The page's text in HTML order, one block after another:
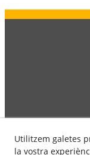
Utilitzem galetes
la vostra